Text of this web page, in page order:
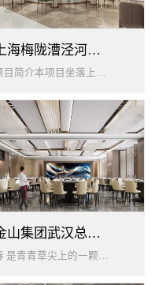
上海梅陇漕泾河科技绿洲员工餐厅
项目简介本项目坐落上海闵行梅陇科技绿洲，以生态创艺食堂为设计核心，融合现代轻奢与自然生态，打造兼顾高效就餐、休闲社交、商...
金山集团武汉总部员工食堂设计
春 是青青草尖上的一颗露珠夏 是粼波湖面中倒映的晚霞秋 是宁静山谷里的一片落叶冬 是白雪中屹立不倒的松柏... ...0...